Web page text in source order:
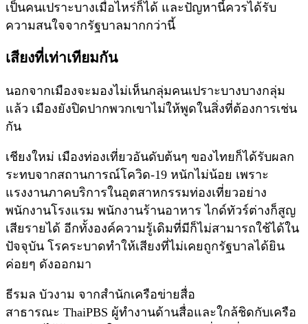
เป็นคนเปราะบางเมื่อไหร่ก็ได้ และปัญหานี้ควรได้รับ
ความสนใจจากรัฐบาลมากกว่านี้
เสียงที่เท่าเทียมกัน
นอกจากเมืองจะมองไม่เห็นกลุ่มคนเปราะบางบางกลุ่ม
แล้ว เมืองยังปิดปากพวกเขาไม่ให้พูดในสิ่งที่ต้องการเช่น
กัน
เชียงใหม่ เมืองท่องเที่ยวอันดับต้นๆ ของไทยก็ได้รับผลก
ระทบจากสถานการณ์โควิด-19 หนักไม่น้อย เพราะ
แรงงานภาคบริการในอุตสาหกรรมท่องเที่ยวอย่าง
พนักงานโรงแรม พนักงานร้านอาหาร ไกด์ทัวร์ต่างก็สูญ
เสียรายได้ อีกทั้งองค์ความรู้เดิมที่มีก็ไม่สามารถใช้ได้ใน
ปัจจุบัน โรคระบาดทำให้เสียงที่ไม่เคยถูกรัฐบาลได้ยิน
ค่อยๆ ดังออกมา
ธีรมล บัวงาม จากสำนักเครือข่ายสื่อ
สาธารณะ ThaiPBS ผู้ทำงานด้านสื่อและใกล้ชิดกับเครือ